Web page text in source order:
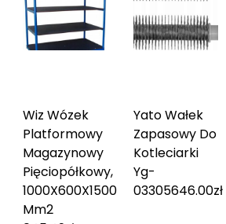
Wiz Wózek
Platformowy
Magazynowy
Pięciopółkowy,
1000X600X1500
Mm2
Yato Wałek
Zapasowy Do
Kotleciarki
Yg-
03305646.00zł